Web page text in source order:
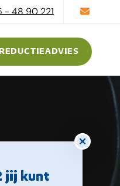
- 48 90 221
jij kunt